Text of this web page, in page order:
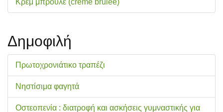
Δημοφιλή
Πρωτοχρονιάτικο τραπέζι
Νηστίσιμα φαγητά
Οστεοπενία : διατροφή και ασκήσεις γυμναστικής για